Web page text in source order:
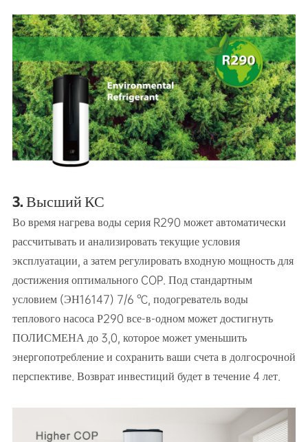
3. Высший КС
Во время нагрева воды серия R290 может автоматически
рассчитывать и анализировать текущие условия
эксплуатации, а затем регулировать входную мощность для
достижения оптимального COP. Под стандартным
условием (ЭН16147) 7/6 ℃, подогреватель воды
теплового насоса Р290 все-в-одном может достигнуть
ПОЛИСМЕНА до 3,0, которое может уменьшить
энергопотребление и сохранить ваши счета в долгосрочной
перспективе. Возврат инвестиций будет в течение 4 лет.